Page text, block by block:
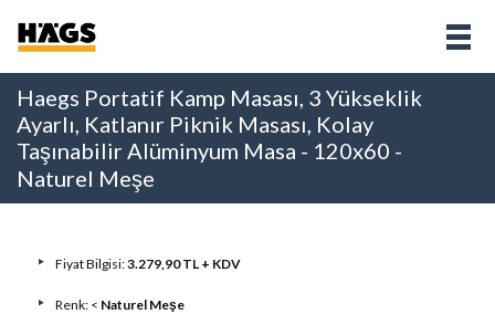
Haegs Portatif Kamp Masası, 3 Yükseklik
Ayarlı, Katlanır Piknik Masası, Kolay
Taşınabilir Alüminyum Masa - 120x60 -
Naturel Meşe
Fiyat Bilgisi:3.279,90 TL + KDV
Renk: < Naturel Meşe